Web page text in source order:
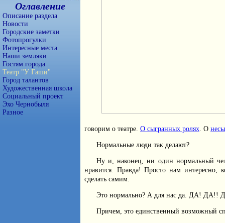
Оглавление
Описание раздела
Новости
Городские заметки
Фотопрогулки
Интересные места
Наши земляки
Гостям города
Театр "У Гаши"
Город талантов
Художественная школа
Социальный проект
Эхо Чернобыля
Разное
говорим о театре. О сыгранных ролях. О
Нормальные люди так делают?
Ну и, наконец, ни один нормальный
нравится. Правда! Просто нам интересно,
сделать самим.
Это нормально? А для нас да. ДА! ДА!!
Причем, это единственный возможный